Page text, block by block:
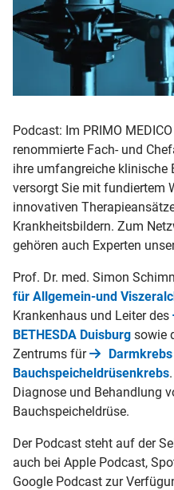
Podcast: Im PRIMO
renommierte Fach- und
ihre umfangreiche klinische
versorgt Sie mit fundiertem
innovativen
Krankheitsbildern. Zum
gehören auch Experten
Prof. Dr. med. Simon
für Allgemein-und
Krankenhaus und Leiter des
BETHESDA Duisburg sowie
Zentrums für
Darmkrebs
Bauchspeicheldrüsenkrebs
Diagnose und Behandlung
Bauchspeicheldrüse.
Der Podcast steht auf der
auch bei Apple Podcast,
Google Podcast zur